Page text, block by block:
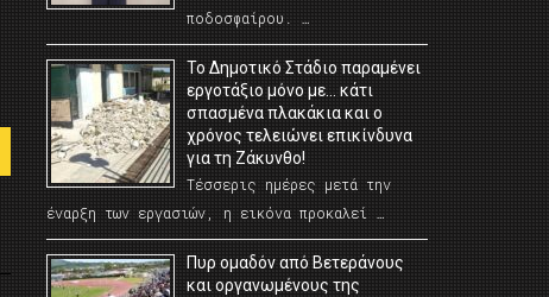
ποδοσφαίρου. …
Το Δημοτικό Στάδιο παραμένει
εργοτάξιο μόνο με… κάτι
σπασμένα πλακάκια και ο
χρόνος τελειώνει επικίνδυνα
για τη Ζάκυνθο!
Τέσσερις ημέρες μετά την
έναρξη των εργασιών, η εικόνα προκαλεί …
Πυρ ομαδόν από Βετεράνους
και οργανωμένους της